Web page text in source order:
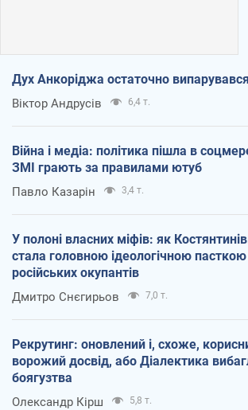
Дух Анкоріджа остаточно випарувався
Віктор Андрусів 6,4 т.
Війна і медіа: політика пішла в
ЗМІ грають за правилами ютуб
Павло Казарін 3,4 т.
У полоні власних міфів: як
стала головною ідеологічною
російських окупантів
Дмитро Снєгирьов 7,0 т.
Рекрутинг: оновлений і, схоже,
ворожий досвід, або Діалектика
боягузтва
Олександр Кірш 5,8 т.